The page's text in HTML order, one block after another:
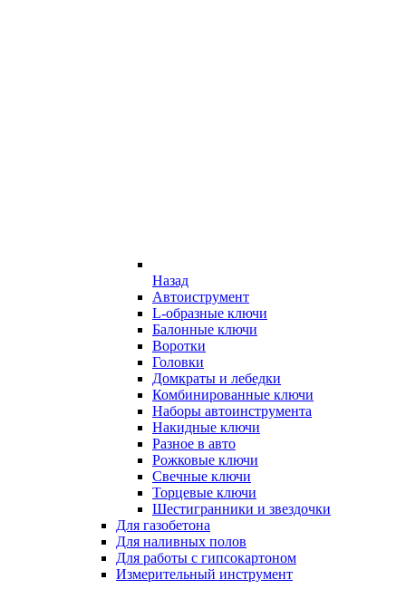
Назад
Автоиструмент
L-образные ключи
Балонные ключи
Воротки
Головки
Домкраты и лебедки
Комбинированные ключи
Наборы автоинструмента
Накидные ключи
Разное в авто
Рожковые ключи
Свечные ключи
Торцевые ключи
Шестигранники и звездочки
Для газобетона
Для наливных полов
Для работы с гипсокартоном
Измерительный инструмент